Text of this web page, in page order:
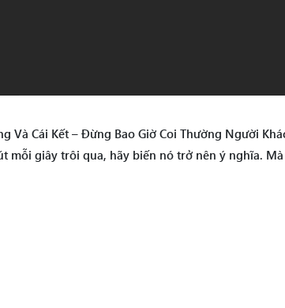
Và Cái Kết – Đừng Bao Giờ Coi Thường Người
mỗi giây trôi qua, hãy biến nó trở nên ý nghĩa.